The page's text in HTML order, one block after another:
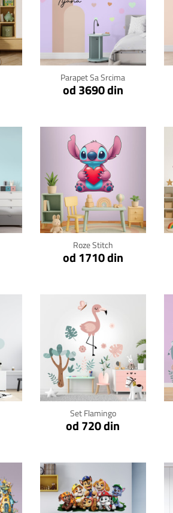
Parapet Sa Srcima
od 3690 din
Klikni za detalje
Roze Stitch
od 1710 din
Klikni za detalje
Set Flamingo
od 720 din
Klikni za detalje